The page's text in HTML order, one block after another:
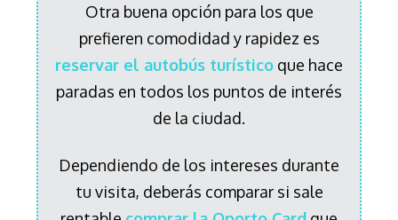
Otra buena opción para los que
prefieren comodidad y rapidez es
reservar el autobús turístico que hace
paradas en todos los puntos de interés
de la ciudad.
Dependiendo de los intereses durante
tu visita, deberás comparar si sale